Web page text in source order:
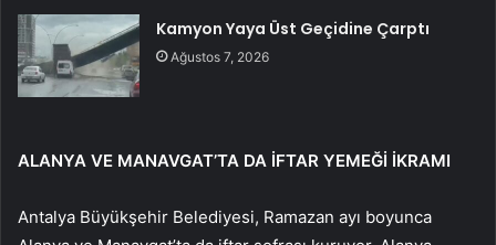
Kamyon Yaya Üst Geçidine Çarptı
Ağustos 7, 2026
ALANYA VE MANAVGAT’TA DA İFTAR YEMEĞİ İKRAMI
Antalya Büyükşehir Belediyesi, Ramazan ayı boyunca